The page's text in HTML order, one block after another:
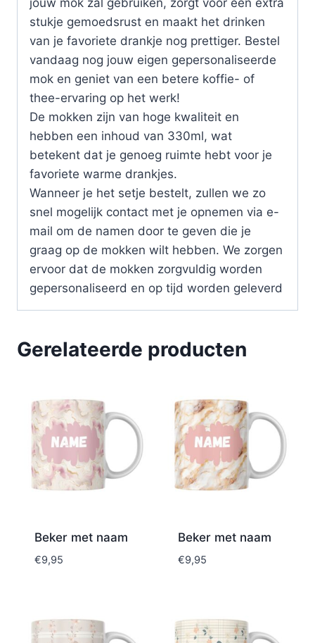
stukje gemoedsrust en maakt het drinken
van je favoriete drankje nog prettiger. Bestel
vandaag nog jouw eigen gepersonaliseerde
mok en geniet van een betere koffie- of
thee-ervaring op het werk!
De mokken zijn van hoge kwaliteit en
hebben een inhoud van 330ml, wat
betekent dat je genoeg ruimte hebt voor je
favoriete warme drankjes.
Wanneer je het setje bestelt, zullen we zo
snel mogelijk contact met je opnemen via e-
mail om de namen door te geven die je
graag op de mokken wilt hebben. We zorgen
ervoor dat de mokken zorgvuldig worden
gepersonaliseerd en op tijd worden geleverd
Gerelateerde producten
Beker met naam
€9,95
Beker met naam
€9,95